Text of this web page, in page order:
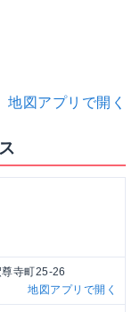
地図アプリで開く
寺町25-26
地図アプリで開く